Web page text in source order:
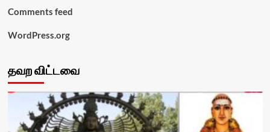
Comments feed
WordPress.org
தவற விட்டவை